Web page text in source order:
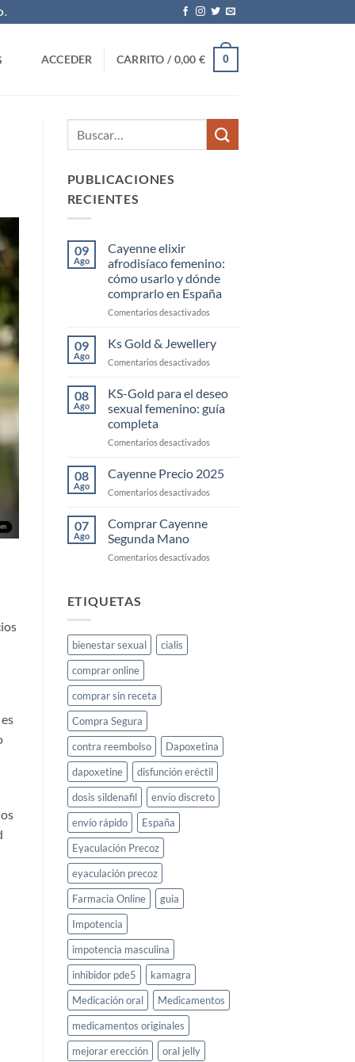
ACCEDER CARRITO /0,00€ 0
es
PUBLICACIONES
RECIENTES
09
Ago
Cayenne elixir
afrodisíaco femenino:
cómo usarlo y dónde
comprarlo en España
Comentarios desactivadosen
afrodisíaco
femenino:
usarlo
y
en
09
Ago
Ks Gold & Jewellery
Comentarios desactivadosen
&
Jewellery
08
Ago
KS-Gold para el deseo
sexual femenino: guía
completa
Comentarios desactivadosen
Gold
para
el
completa
08
Ago
Cayenne Precio 2025
Comentarios desactivadosen
07
Ago
Comprar Cayenne
Segunda Mano
Comentarios desactivadosen
ETIQUETAS
bienestar sexual
cialis
comprar online
comprar sin receta
Compra Segura
contra reembolso
Dapoxetina
dapoxetine
disfunción eréctil
dosis sildenafil
envío discreto
envío rápido
España
Eyaculación Precoz
eyaculación precoz
Farmacia Online
guia
Impotencia
impotencia masculina
inhibidor pde5
kamagra
Medicación oral
Medicamentos
medicamentos originales
mejorar erección
oral jelly